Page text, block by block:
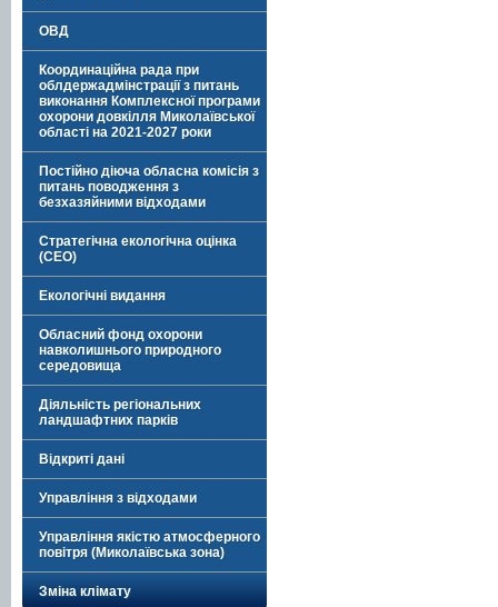
ОВД
Координаційна рада при
облдержадмінстрації з питань
виконання Комплексної програми
охорони довкілля Миколаївської
області на 2021-2027 роки
Постійно діюча обласна комісія з
питань поводження з
безхазяйними відходами
Стратегічна екологічна оцінка
(СЕО)
Екологічні видання
Обласний фонд охорони
навколишнього природного
середовища
Діяльність регіональних
ландшафтних парків
Відкриті дані
Управління з відходами
Управління якістю атмосферного
повітря (Миколаївська зона)
Зміна клімату